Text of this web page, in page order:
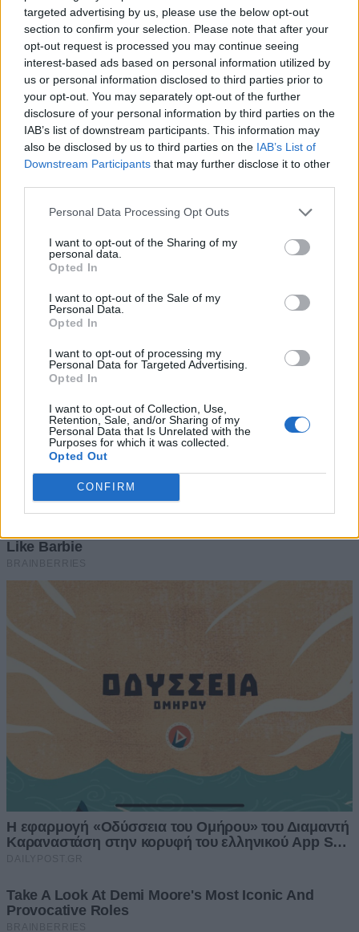
targeted advertising by us, please use the below opt-out
section to confirm your selection. Please note that after your
opt-out request is processed you may continue seeing
interest-based ads based on personal information utilized by
us or personal information disclosed to third parties prior to
your opt-out. You may separately opt-out of the further
disclosure of your personal information by third parties on the
IAB’s list of downstream participants. This information may
also be disclosed by us to third parties on the IAB’s List of
Downstream Participants that may further disclose it to other
Personal Data Processing Opt Outs
I want to opt-out of the Sharing of my
personal data.
Opted In
I want to opt-out of the Sale of my
Personal Data.
Opted In
I want to opt-out of processing my
Personal Data for Targeted Advertising.
Opted In
I want to opt-out of Collection, Use,
Retention, Sale, and/or Sharing of my
Personal Data that Is Unrelated with the
Purposes for which it was collected.
Opted Out
CONFIRM